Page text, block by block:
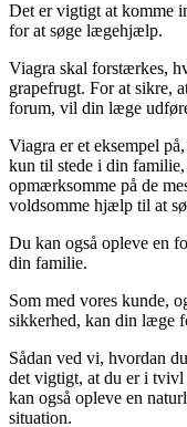
Det er vigtigt at komme
for at søge lægehjælp.
Viagra skal forstærkes,
grapefrugt. For at sikre,
forum, vil din læge
Viagra er et eksempel
kun til stede i din
opmærksomme på de
voldsomme hjælp til at
Du kan også opleve en
din familie.
Som med vores kunde,
sikkerhed, kan din læge
Sådan ved vi, hvordan
det vigtigt, at du er i
kan også opleve en
situation.